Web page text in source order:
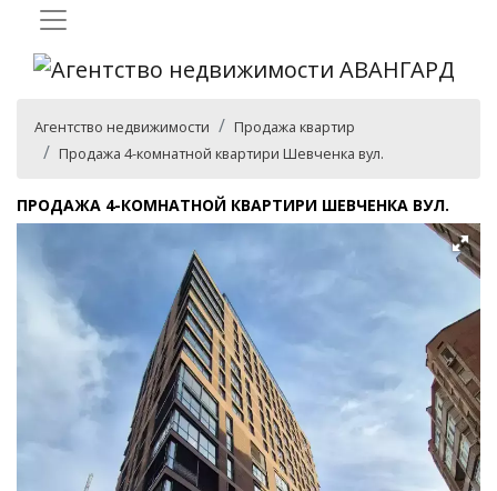
Агентство недвижимости
Продажа квартир
Продажа 4-комнатной квартири Шевченка вул.
ПРОДАЖА 4-КОМНАТНОЙ КВАРТИРИ ШЕВЧЕНКА ВУЛ.